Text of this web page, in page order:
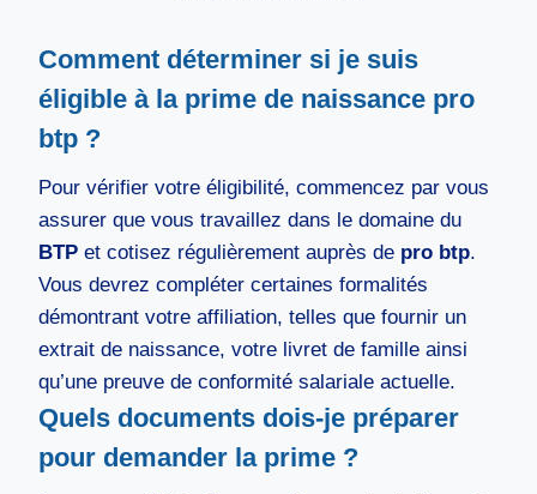
Comment déterminer si je suis
éligible à la prime de naissance pro
btp ?
Pour vérifier votre éligibilité, commencez par vous
assurer que vous travaillez dans le domaine du
BTP et cotisez régulièrement auprès de pro btp.
Vous devrez compléter certaines formalités
démontrant votre affiliation, telles que fournir un
extrait de naissance, votre livret de famille ainsi
qu’une preuve de conformité salariale actuelle.
Quels documents dois-je préparer
pour demander la prime ?